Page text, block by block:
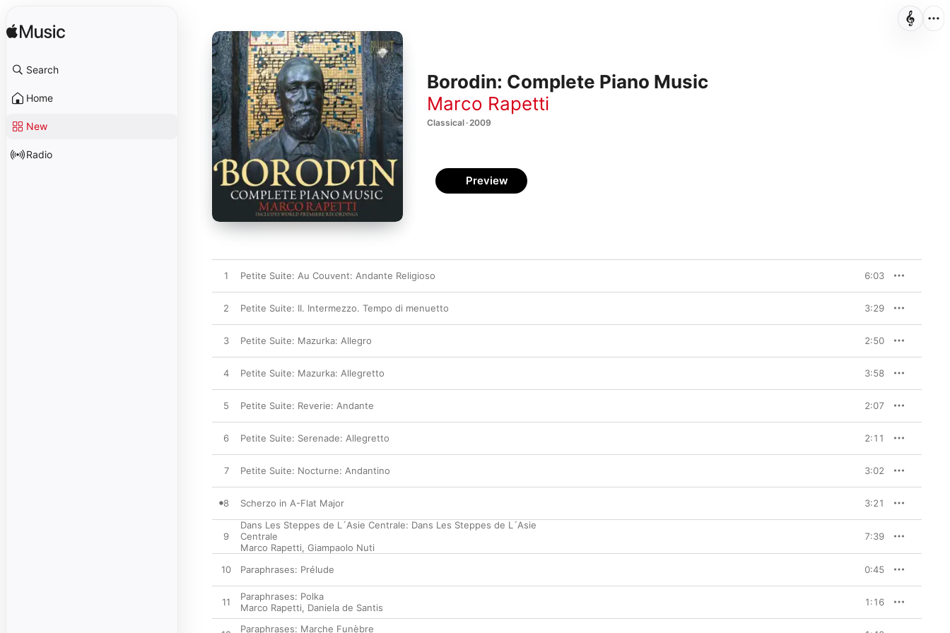
Search
Home
New
Radio
Borodin: Complete Piano Music
Marco Rapetti
Classical · 2009
Preview
1 Petite Suite: Au Couvent: Andante Religioso 6:03
2 Petite Suite: II. Intermezzo. Tempo di menuetto 3:29
3 Petite Suite: Mazurka: Allegro 2:50
4 Petite Suite: Mazurka: Allegretto 3:58
5 Petite Suite: Reverie: Andante 2:07
6 Petite Suite: Serenade: Allegretto 2:11
7 Petite Suite: Nocturne: Andantino 3:02
8 Scherzo in A-Flat Major 3:21
9
Dans Les Steppes de L´Asie Centrale: Dans Les Steppes de L´Asie
Centrale
Marco Rapetti, Giampaolo Nuti
7:39
10 Paraphrases: Prélude 0:45
11
Paraphrases: Polka
Marco Rapetti, Daniela de Santis 1:16
Paraphrases: Marche Funèbre